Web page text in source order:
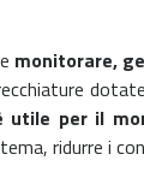
monitorare,
utile per il
ridurre i